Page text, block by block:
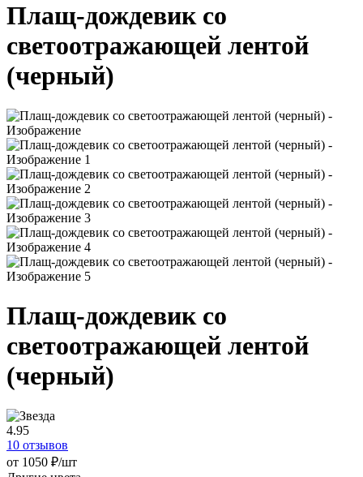
Плащ-дождевик со
светоотражающей лентой
(черный)
Плащ-дождевик со
светоотражающей лентой
(черный)
4.95
10 отзывов
от 1050 ₽/шт